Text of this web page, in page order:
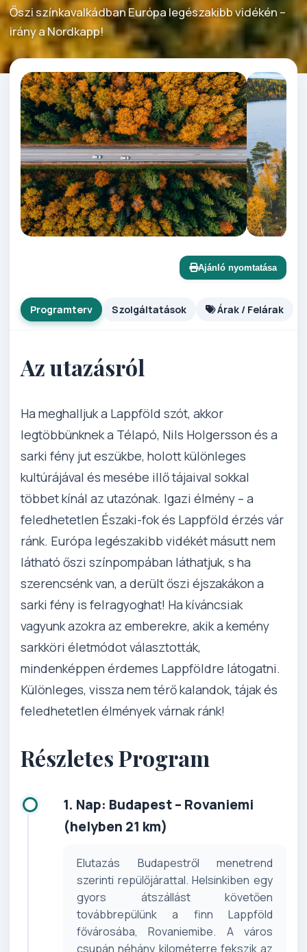
Őszi színkavalkádban Európa legészakibb vidékén –
irány a Nordkapp!
Ajánló nyomtatása
Programterv Szolgáltatások Árak / Felárak
Az utazásról
Ha meghalljuk a Lappföld szót, akkor
legtöbbünknek a Télapó, Nils Holgersson és a
sarki fény jut eszükbe, holott különleges
kultúrájával és mesébe illő tájaival sokkal
többet kínál az utazónak. Igazi élmény – a
feledhetetlen Északi-fok és Lappföld érzés vár
ránk. Európa legészakibb vidékét másutt nem
látható őszi színpompában láthatjuk, s ha
szerencsénk van, a derült őszi éjszakákon a
sarki fény is felragyoghat! Ha kíváncsiak
vagyunk azokra az emberekre, akik a kemény
sarkköri életmódot választották,
mindenképpen érdemes Lappföldre látogatni.
Különleges, vissza nem térő kalandok, tájak és
feledhetetlen élmények várnak ránk!
Részletes Program
1. Nap: Budapest – Rovaniemi
(helyben 21 km)
Elutazás Budapestről menetrend
szerinti repülőjárattal. Helsinkiben egy
gyors átszállást követően
továbbrepülünk a finn Lappföld
fővárosába, Rovaniemibe. A város
csupán néhány kilométerre fekszik az